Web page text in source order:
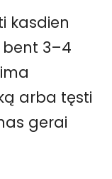
kasdien
bent 3–4
arba tęsti
gerai